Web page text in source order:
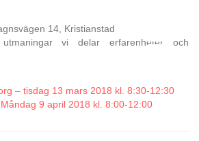
14, Kristianstad
vi delar erfarenheter och
– tisdag 13 mars 2018 kl. 8:30-12:30
9 april 2018 kl. 8:00-12:00